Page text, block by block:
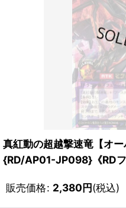
真紅動の超越撃速竜【オー
{RD/AP01-JP098}《RDフ
販売価格: 2,380円(税込)